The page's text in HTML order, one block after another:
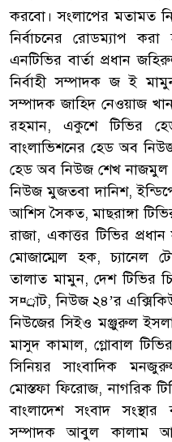
করবো। সংলাপের মতামত
নির্বাচনের রোডম্যাপ
এনটিভির বার্তা প্রধান
নির্বাহী সম্পাদক জ ই
সম্পাদক জাহিদ নেওয়াজ
রহমান, একুশে টিভির
বাংলাভিশনের হেড অব
হেড অব নিউজ শেখ
নিউজ মুজতবা দানিশ,
আশিস সৈকত, মাছরাঙ্গা
রাজা, একাত্তর টিভির
মোজাম্মেল হক, চ্যানেল
তালাত মামুন, দেশ টিভির
স¤্রাট, নিউজ ২৪’র
নিউজের সিইও মঞ্জুরুল
মাসুদ কামাল, গ্লোবাল
সিনিয়র সাংবাদিক
মোস্তফা ফিরোজ, নাগরিক
বাংলাদেশ সংবাদ
সম্পাদক আবুল কালাম